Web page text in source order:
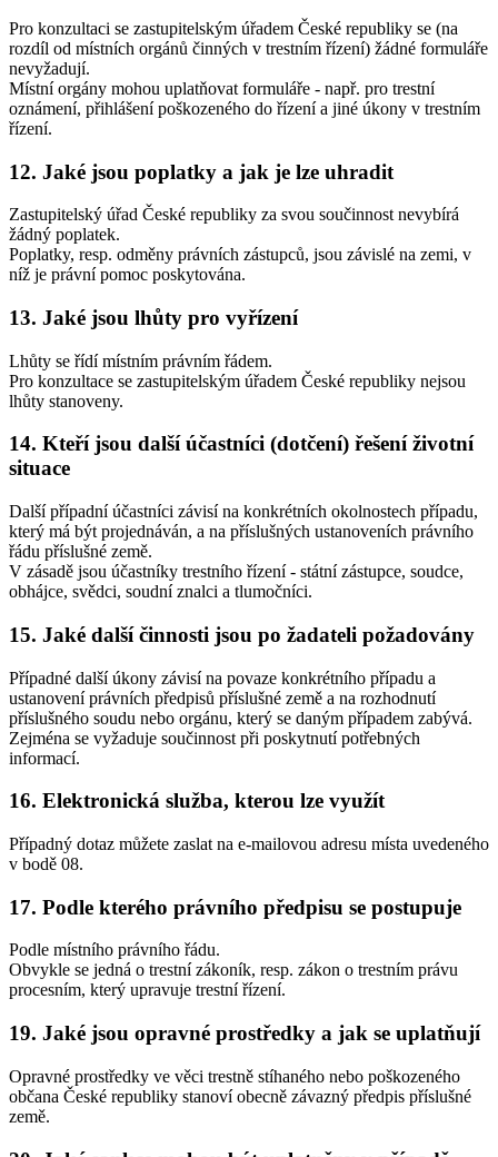
Pro konzultaci se zastupitelským úřadem České republiky se (na
rozdíl od místních orgánů činných v trestním řízení) žádné formuláře
nevyžadují.
Místní orgány mohou uplatňovat formuláře - např. pro trestní
oznámení, přihlášení poškozeného do řízení a jiné úkony v trestním
řízení.
12. Jaké jsou poplatky a jak je lze uhradit
Zastupitelský úřad České republiky za svou součinnost nevybírá
žádný poplatek.
Poplatky, resp. odměny právních zástupců, jsou závislé na zemi, v
níž je právní pomoc poskytována.
13. Jaké jsou lhůty pro vyřízení
Lhůty se řídí místním právním řádem.
Pro konzultace se zastupitelským úřadem České republiky nejsou
lhůty stanoveny.
14. Kteří jsou další účastníci (dotčení) řešení životní
situace
Další případní účastníci závisí na konkrétních okolnostech případu,
který má být projednáván, a na příslušných ustanoveních právního
řádu příslušné země.
V zásadě jsou účastníky trestního řízení - státní zástupce, soudce,
obhájce, svědci, soudní znalci a tlumočníci.
15. Jaké další činnosti jsou po žadateli požadovány
Případné další úkony závisí na povaze konkrétního případu a
ustanovení právních předpisů příslušné země a na rozhodnutí
příslušného soudu nebo orgánu, který se daným případem zabývá.
Zejména se vyžaduje součinnost při poskytnutí potřebných
informací.
16. Elektronická služba, kterou lze využít
Případný dotaz můžete zaslat na e-mailovou adresu místa uvedeného
v bodě 08.
17. Podle kterého právního předpisu se postupuje
Podle místního právního řádu.
Obvykle se jedná o trestní zákoník, resp. zákon o trestním právu
procesním, který upravuje trestní řízení.
19. Jaké jsou opravné prostředky a jak se uplatňují
Opravné prostředky ve věci trestně stíhaného nebo poškozeného
občana České republiky stanoví obecně závazný předpis příslušné
země.